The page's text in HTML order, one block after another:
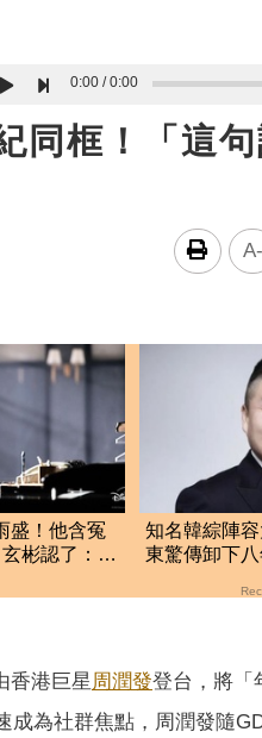
0:00 0:00
同框！「這
A-
盛！他含冤
彬認了：拍
知名韓綜陣
東驚傳卸下
香港巨星 周潤發登台，將「
成為社群焦點，周潤發隨